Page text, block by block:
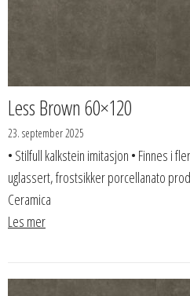
Less Brown 60×120
23. september 2025
• Stilfull kalkstein imitasjon • Finnes i
uglassert, frostsikker porcellanato
Ceramica
Les mer